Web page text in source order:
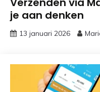
je aan denken
13 januari 2026